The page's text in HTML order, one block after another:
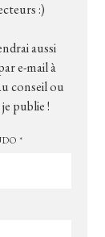
:)
aussi
e-mail à
conseil ou
publie !
*